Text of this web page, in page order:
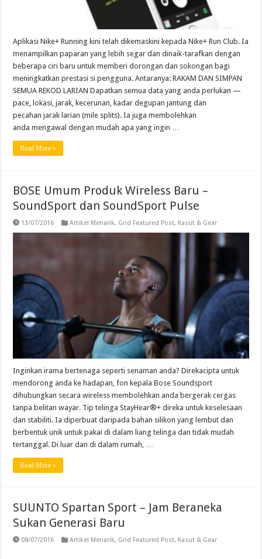
Aplikasi Nike+ Running kini telah dikemaskini kepada Nike+ Run Club. Ia
menampilkan paparan yang lebih segar dan dinaik-tarafkan dengan
beberapa ciri baru untuk memberi dorongan dan sokongan bagi
meningkatkan prestasi si pengguna. Antaranya: RAKAM DAN SIMPAN
SEMUA REKOD LARIAN Dapatkan semua data yang anda perlukan —
pace, lokasi, jarak, kecerunan, kadar degupan jantung dan
pecahan jarak larian (mile splits). Ia juga membolehkan
anda mengawal dengan mudah apa yang ingin …
Read More »
BOSE Umum Produk Wireless Baru –
SoundSport dan SoundSport Pulse
13/07/2016 Artikel Menarik, Grid Featured Post, Kasut & Gear
Inginkan irama bertenaga seperti senaman anda? Direkacipta untuk
mendorong anda ke hadapan, fon kepala Bose Soundsport
dihubungkan secara wireless membolehkan anda bergerak cergas
tanpa belitan wayar. Tip telinga StayHear®+ direka untuk keselesaan
dan stabiliti. Ia diperbuat daripada bahan silikon yang lembut dan
berbentuk unik untuk pakai di dalam liang telinga dan tidak mudah
tertanggal. Di luar dan di dalam rumah, …
Read More »
SUUNTO Spartan Sport – Jam Beraneka
Sukan Generasi Baru
08/07/2016 Artikel Menarik, Grid Featured Post, Kasut & Gear